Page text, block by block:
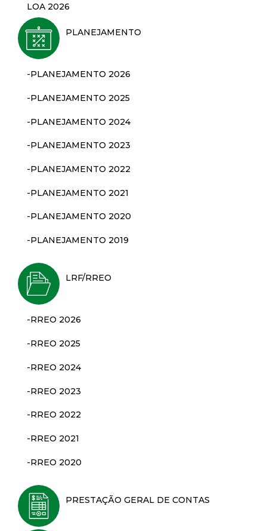
C
o
n
q
u
i
s
t
a
M
G
LOA 2026
PLANEJAMENTO
-PLANEJAMENTO 2026
-PLANEJAMENTO 2025
-PLANEJAMENTO 2024
-PLANEJAMENTO 2023
-PLANEJAMENTO 2022
-PLANEJAMENTO 2021
-PLANEJAMENTO 2020
-PLANEJAMENTO 2019
LRF/RREO
-RREO 2026
-RREO 2025
-RREO 2024
-RREO 2023
-RREO 2022
-RREO 2021
-RREO 2020
PRESTAÇÃO GERAL DE CONTAS